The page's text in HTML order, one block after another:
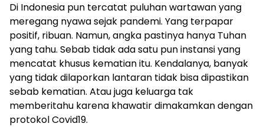
Di Indonesia pun tercatat puluhan wartawan yang
meregang nyawa sejak pandemi. Yang terpapar
positif, ribuan. Namun, angka pastinya hanya Tuhan
yang tahu. Sebab tidak ada satu pun instansi yang
mencatat khusus kematian itu. Kendalanya, banyak
yang tidak dilaporkan lantaran tidak bisa dipastikan
sebab kematian. Atau juga keluarga tak
memberitahu karena khawatir dimakamkan dengan
protokol Covid19.